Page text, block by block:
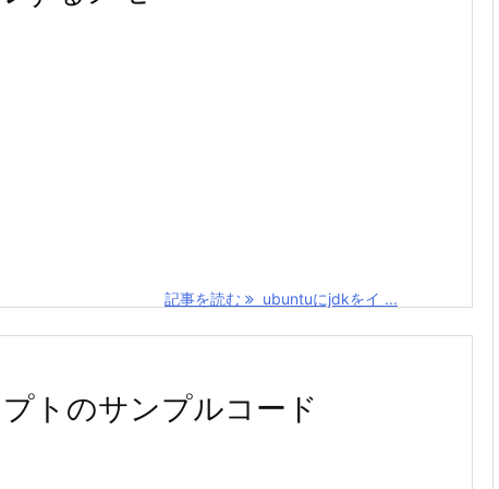
記事を読む ubuntuにjdkをイ ...
トのサンプルコード